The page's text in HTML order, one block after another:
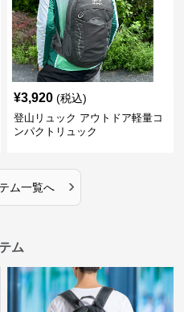
¥3,920 (税込)
登山リュック アウトドア軽量コ
ンパクトリュック
ム一覧へ ›
ム